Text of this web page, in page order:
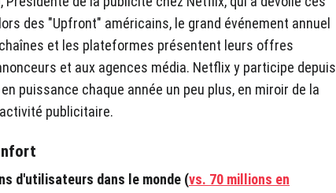
des "Upfront" américains, le grand événement annuel
et les plateformes présentent leurs offres
et aux agences média. Netflix y participe depuis
puissance chaque année un peu plus, en miroir de la
publicitaire.
d'utilisateurs dans le monde (vs. 70 millions en